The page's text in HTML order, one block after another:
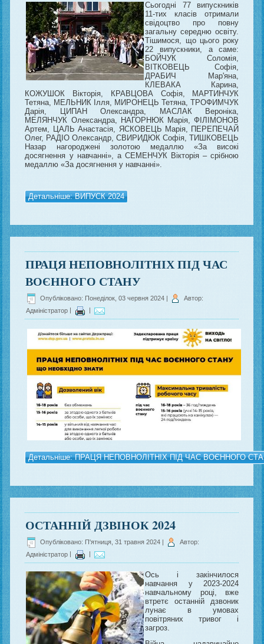
Сьогодні 77 випускників
11-тих класів отримали
свідоцтво про повну
загальну середню освіту.
Тішимося, що цього року
22 випускники, а саме:
БОЙЧУК Соломія,
ВІТКОВЕЦЬ Софія,
ДРАБИЧ Мар'яна,
КЛЕВАКА Карина,
КОЖУШОК Вікторія, КРАВЦОВА Софія, МАРТИНЧУК
Тетяна, МЕЛЬНИК Ілля, МИРОНЕЦЬ Тетяна, ТРОФИМЧУК
Дарія, ЦИПАН Олександра, МАСЛАК Вероніка,
МЕЛЯНЧУК Олександра, НАГОРНЮК Марія, ФІЛІМОНОВ
Артем, ЦАЛЬ Анастасія, ЯСКОВЕЦЬ Марія, ПЕРЕПЕЧАЙ
Олег, РАДІО Олександр, СВИРИДЮК Софія, ТИШКОВЕЦЬ
Назар нагороджені золотою медаллю «За високі
досягнення у навчанні», а СЕМЕНЧУК Вікторія – срібною
медаллю «За досягнення у навчанні».
Детальніше: ВИПУСК 2024
ПРАЦЯ НЕПОВНОЛІТНІХ ПІД ЧАС
ВОЄННОГО СТАНУ
Опубліковано: Понеділок, 03 червня 2024 |
Автор:
Адміністратор
Детальніше: ПРАЦЯ НЕПОВНОЛІТНІХ ПІД ЧАС ВОЄННОГО
ОСТАННІЙ ДЗВІНОК 2024
Опубліковано: П'ятниця, 31 травня 2024 |
Автор:
Адміністратор
Ось і закінчилося
навчання у 2023-2024
навчальному році, вже
втретє останній дзвоник
лунає в умовах
повітряних тривог і
загроз.